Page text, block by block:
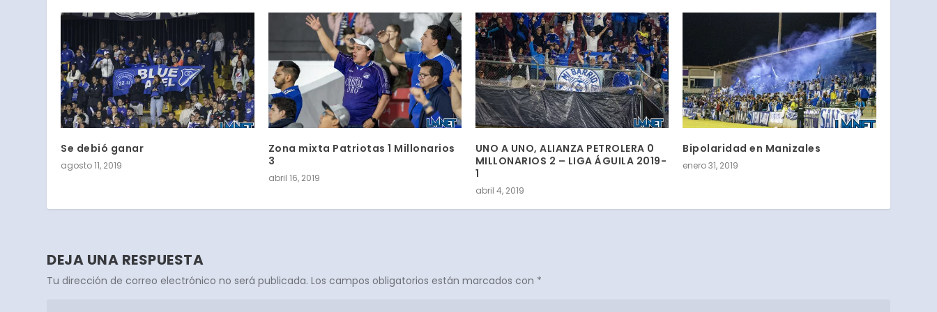
Se debió ganar
agosto 11, 2019
Zona mixta Patriotas 1 Millonarios
3
abril 16, 2019
UNO A UNO, ALIANZA PETROLERA 0
MILLONARIOS 2 – LIGA ÁGUILA 2019-
1
abril 4, 2019
Bipolaridad en Manizales
enero 31, 2019
DEJA UNA RESPUESTA
Tu dirección de correo electrónico no será publicada. Los campos obligatorios están marcados con *